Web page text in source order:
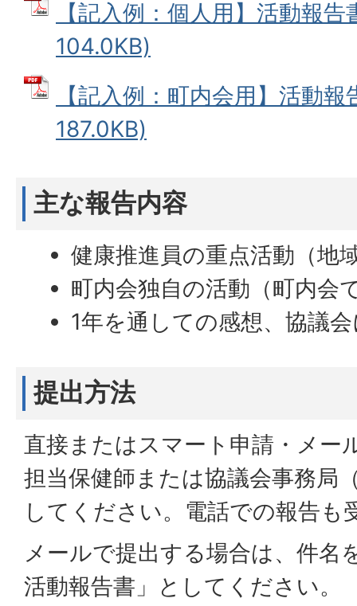
【記入例：個人用】活動報
104.0KB)
【記入例：町内会用】活動
187.0KB)
主な報告内容
健康推進員の重点活動（地
町内会独自の活動（町内会
1年を通しての感想、協議
提出方法
直接またはスマート申請・メー
担当保健師または協議会事務局
してください。電話での報告も
メールで提出する場合は、件名
活動報告書」としてください。